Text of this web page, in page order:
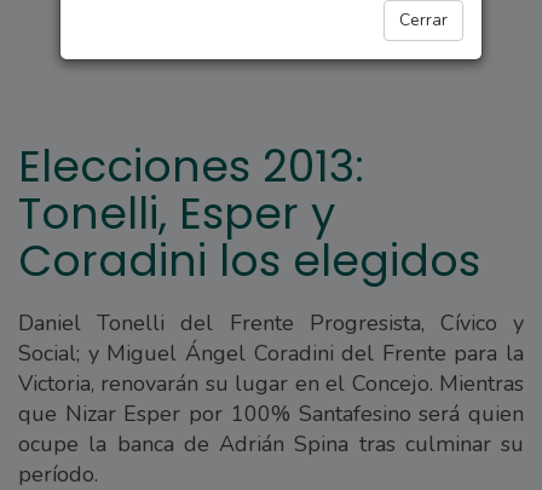
Cerrar
Elecciones 2013:
Tonelli, Esper y
Coradini los elegidos
Daniel Tonelli del Frente Progresista, Cívico y
Social; y Miguel Ángel Coradini del Frente para la
Victoria, renovarán su lugar en el Concejo. Mientras
que Nizar Esper por 100% Santafesino será quien
ocupe la banca de Adrián Spina tras culminar su
período.